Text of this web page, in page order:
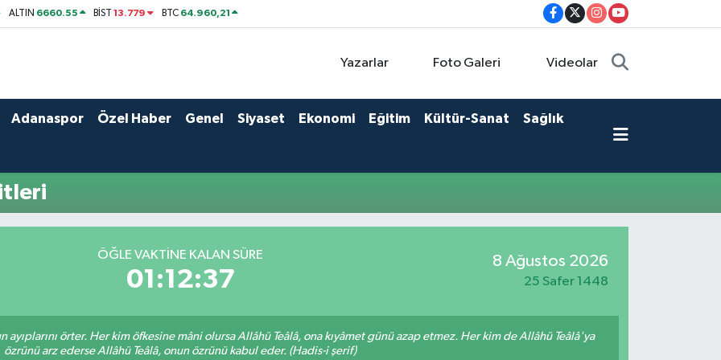
ALTIN 6660.55 BİST13.779 BTC 64.960,21
Yazarlar Foto Galeri Videolar
Adanaspor Özel Haber Genel Siyaset Ekonomi Eğitim Kültür-Sanat Sağlık
ÖĞLE VAKTINE KALAN SÜRE
01:12:37
8 Ağustos 2026
25 Safer 1448
ayıplarını örter. Her kim öfkesine mâni olursa Allâhü Teâlâ, ona kıyâmet günü azap etmez. Her kim de Allâhü Teâlâ'ya
özrünü arz ederse Allâhü Teâlâ, onun özrünü kabul eder. (Hadis-i şerif)